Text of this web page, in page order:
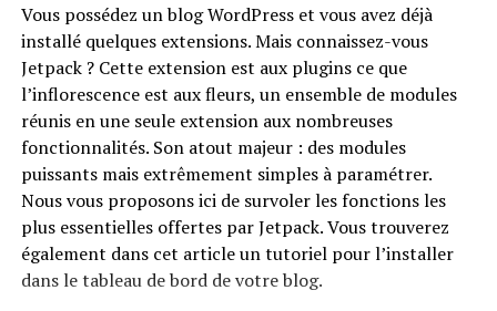
Vous possédez un blog WordPress et vous avez déjà
installé quelques extensions. Mais connaissez-vous
Jetpack ? Cette extension est aux plugins ce que
l’inflorescence est aux fleurs, un ensemble de modules
réunis en une seule extension aux nombreuses
fonctionnalités. Son atout majeur : des modules
puissants mais extrêmement simples à paramétrer.
Nous vous proposons ici de survoler les fonctions les
plus essentielles offertes par Jetpack. Vous trouverez
également dans cet article un tutoriel pour l’installer
dans le tableau de bord de votre blog.